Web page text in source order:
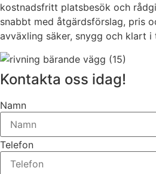
kostnadsfritt platsbesök och
snabbt med åtgärdsförslag, pris
avväxling säker, snygg och klart i
Kontakta oss idag!
Namn
Telefon